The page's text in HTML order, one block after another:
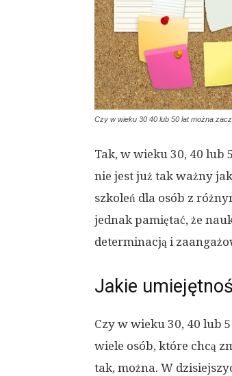
Czy w wieku 30 40 lub 50 lat można
Tak, w wieku 30, 40 lub
nie jest już tak ważny
szkoleń dla osób z
jednak pamiętać, że
determinacją i
Jakie
Czy w wieku 30, 40 lub
wiele osób, które chcą
tak, można. W